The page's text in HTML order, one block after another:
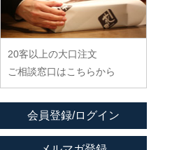
遠藤マサヒロ
大井寛史
大久保公太郎
大沢和義
大平新五
大前史
大和田友香
ほたる窯
堀畑蘭
森悠紀子
森下綾
20客以上の大口注文
ご相談窓口はこちらから
会員登録/ログイン